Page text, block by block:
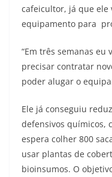
cafeicultor, já que ele
equipamento para
“Em três semanas eu
precisar contratar
poder alugar o
Ele já conseguiu
defensivos químicos,
espera colher 800
usar plantas de
bioinsumos. O